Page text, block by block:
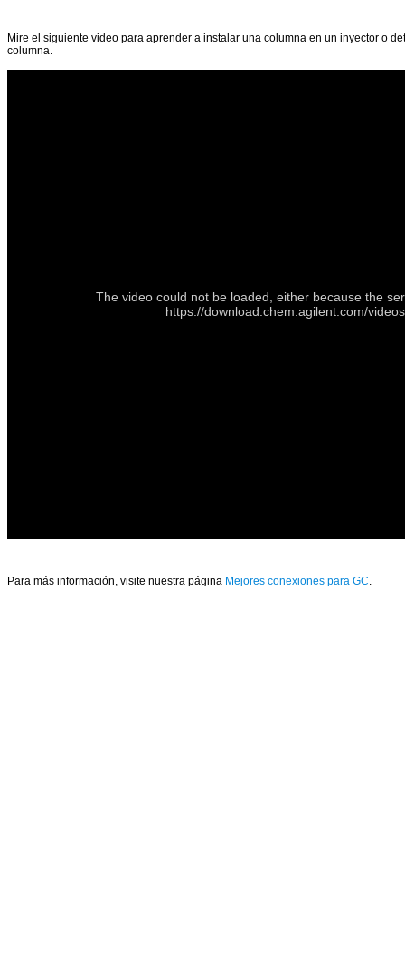
Mire el siguiente video para aprender a instalar una columna en un inyector o
columna.
The video could not be loaded, either because the
https://download.chem.agilent.com/
Para más información, visite nuestra página Mejores conexiones para GC.